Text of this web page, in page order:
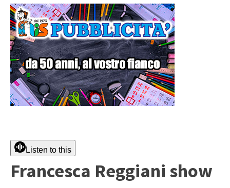
Listen to this
Francesca Reggiani show